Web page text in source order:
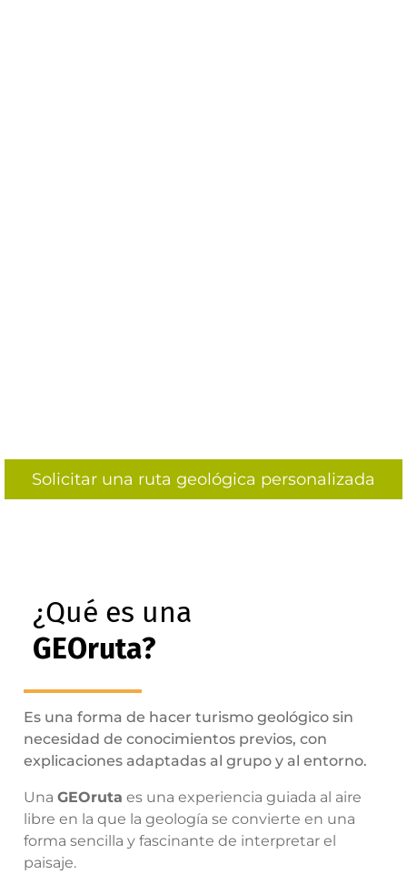
Solicitar una ruta geológica personalizada
¿Qué es una
GEOruta?
Es una forma de hacer turismo geológico sin
necesidad de conocimientos previos, con
explicaciones adaptadas al grupo y al entorno.
Una GEOruta es una experiencia guiada al aire
libre en la que la geología se convierte en una
forma sencilla y fascinante de interpretar el
paisaje.